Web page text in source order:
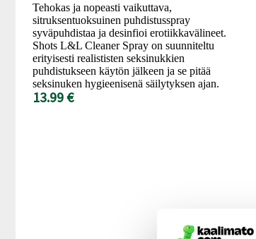
Tehokas ja nopeasti vaikuttava,
sitruksentuoksuinen puhdistusspray
syväpuhdistaa ja desinfioi erotiikkavälineet.
Shots L&L Cleaner Spray on suunniteltu
erityisesti realististen seksinukkien
puhdistukseen käytön jälkeen ja se pitää
seksinuken hygieenisenä säilytyksen ajan.
13.99 €